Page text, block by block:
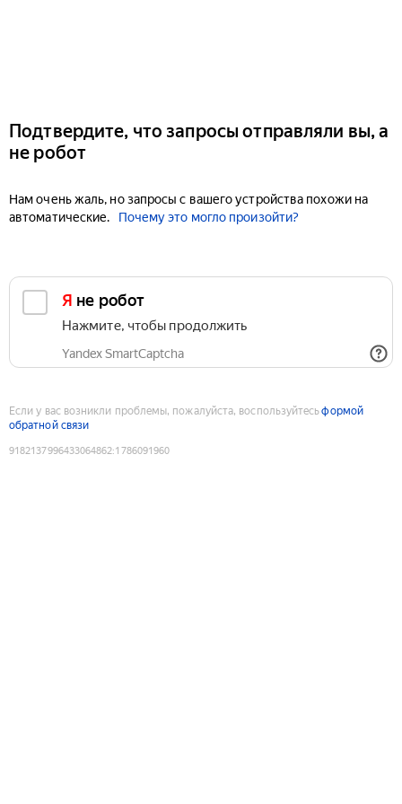
Подтвердите, что запросы отправляли вы, а
не робот
Нам очень жаль, но запросы с вашего устройства похожи на
автоматические.
Почему это могло произойти?
Я не робот
Нажмите, чтобы продолжить
Yandex SmartCaptcha
Если у вас возникли проблемы, пожалуйста, воспользуйтесьформой
обратной связи
9182137996433064862:1786091960